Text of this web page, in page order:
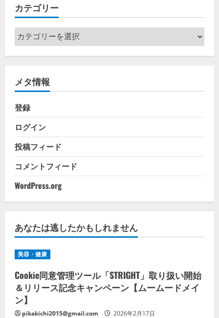
ブ
カテゴリー
カ
テ
ゴ
ー
メタ情報
登録
ログイン
投稿フィード
コメントフィード
WordPress.org
あなたは逃したかもしれません
美容・健康
Cookie同意管理ツール「STRIGHT」取り扱い開始
＆リリース記念キャンペーン【ムームードメイ
ン】
pikakichi2015@gmail.com 2026年2月17日